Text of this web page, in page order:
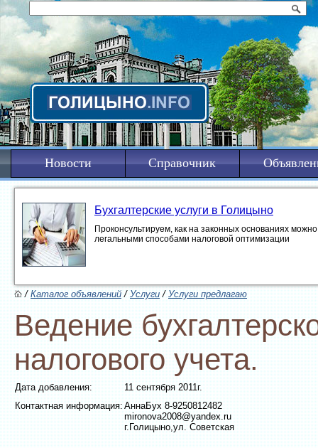
Новости Справочник
Бухгалтерские услуги в Голицыно
Проконсультируем, как на законных основаниях
легальными способами налоговой оптимизации
/Каталог объявлений/Услуги /Услуги предлагаю
Ведение
налогового учета.
Дата добавления:
11 сентября 2011г.
Контактная информация:АннаБух 8-9250812482
mironova2008@yandex.ru
г.Голицыно,ул. Советская